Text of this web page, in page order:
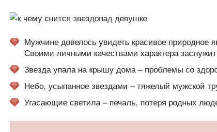
Мужчине довелось увидеть красивое природное
Своими личными качествами характера
Звезда упала на крышу дома – проблемы со
Небо, усыпанное звездами – тяжелый мужской
Угасающие светила – печаль, потеря родных